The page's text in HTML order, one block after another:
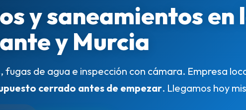
y saneamientos en
y Murcia
fugas de agua e inspección con cámara. Empresa
cerrado antes de empezar. Llegamos hoy